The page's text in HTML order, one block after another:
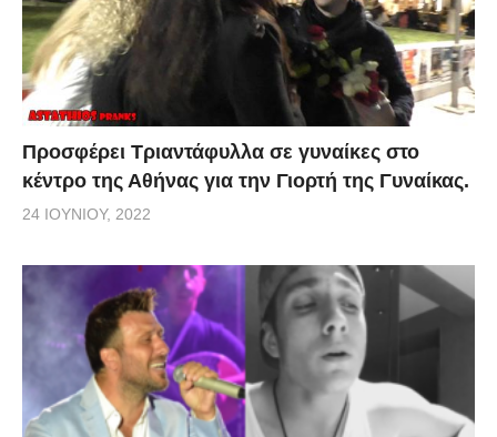
Προσφέρει Τριαντάφυλλα σε γυναίκες στο
κέντρο της Αθήνας για την Γιορτή της Γυναίκας.
24 ΙΟΥΝΊΟΥ, 2022